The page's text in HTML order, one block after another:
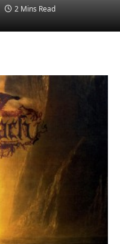
2 Mins Read